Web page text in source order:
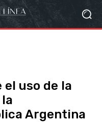
uso de la
Argentina